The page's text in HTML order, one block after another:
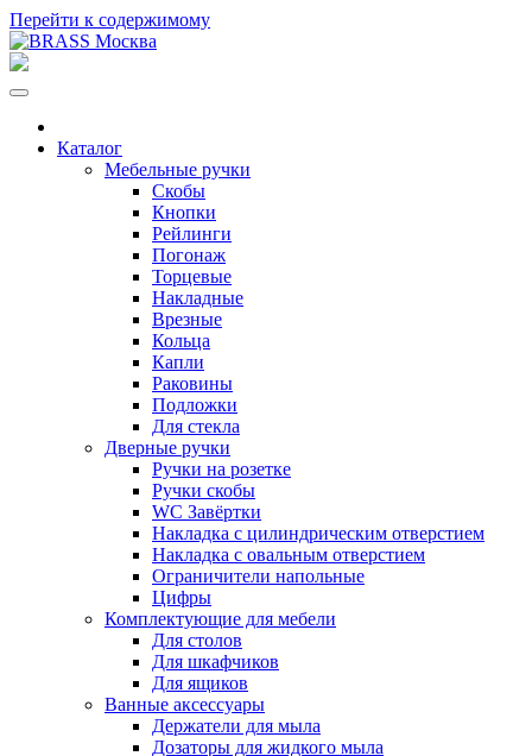
Перейти к содержимому
Каталог
Мебельные ручки
Скобы
Кнопки
Рейлинги
Погонаж
Торцевые
Накладные
Врезные
Кольца
Капли
Раковины
Подложки
Для стекла
Дверные ручки
Ручки на розетке
Ручки скобы
WC Завёртки
Накладка с цилиндрическим отверстием
Накладка с овальным отверстием
Ограничители напольные
Цифры
Комплектующие для мебели
Для столов
Для шкафчиков
Для ящиков
Ванные аксессуары
Держатели для мыла
Дозаторы для жидкого мыла